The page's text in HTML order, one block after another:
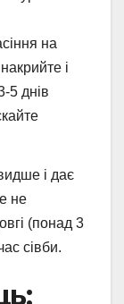
на
і
5 днів
і дає
не
(понад 3
сівби.